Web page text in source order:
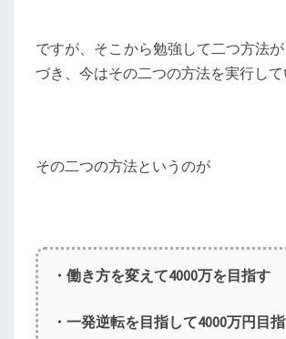
ですが、そこから勉強して二つ方法
づき、今はその二つの方法を実行して
その二つの方法というのが
・働き方を変えて4000万を目指す
・一発逆転を目指して4000万円目